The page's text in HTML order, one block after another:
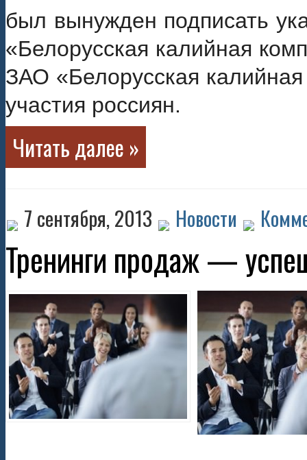
был вынужден подписать
«Белорусская калийная
ЗАО «Белорусская
участия россиян.
Читать далее »
7 сентября, 2013 Новости
Тренинги продаж —